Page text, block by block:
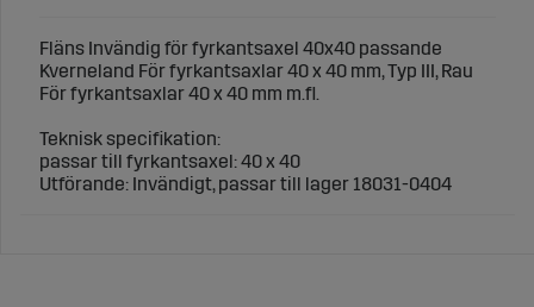
Fläns Invändig för fyrkantsaxel 40x40 passande
Kverneland För fyrkantsaxlar 40 x 40 mm, Typ III, Rau
För fyrkantsaxlar 40 x 40 mm m.fl.
Teknisk specifikation:
passar till fyrkantsaxel: 40 x 40
Utförande: Invändigt, passar till lager 18031-0404